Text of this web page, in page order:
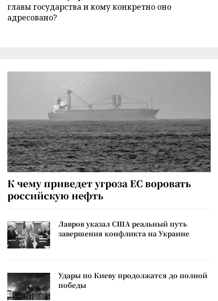
главы государства и кому конкретно оно
адресовано?
К чему приведет угроза ЕС воровать
российскую нефть
Лавров указал США реальный путь
завершения конфликта на Украине
Удары по Киеву продолжатся до полной
победы